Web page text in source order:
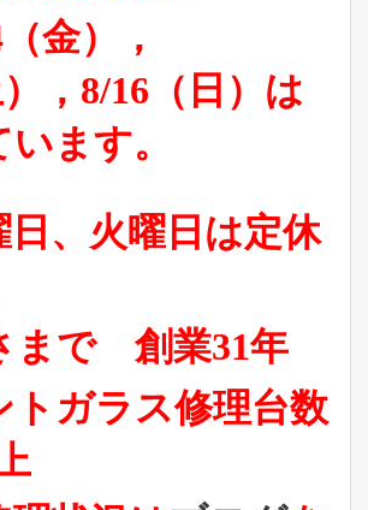
金），
，8/16（日）は
ます。
、火曜日 は定休
まで 創業31年
トガラス修理台数